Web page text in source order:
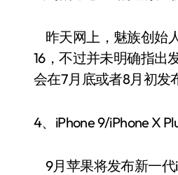
昨天网上，魅族创始
16，不过并未明确指出
会在7月底或者8月初发
4、iPhone 9/iPhone X
9月苹果将发布新一